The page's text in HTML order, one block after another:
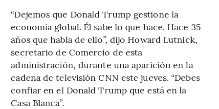
“Dejemos que Donald Trump gestione la
economía global. Él sabe lo que hace. Hace 35
años que habla de ello”, dijo Howard Lutnick,
secretario de Comercio de esta
administración, durante una aparición en la
cadena de televisión CNN este jueves. “Debes
confiar en el Donald Trump que está en la
Casa Blanca”.